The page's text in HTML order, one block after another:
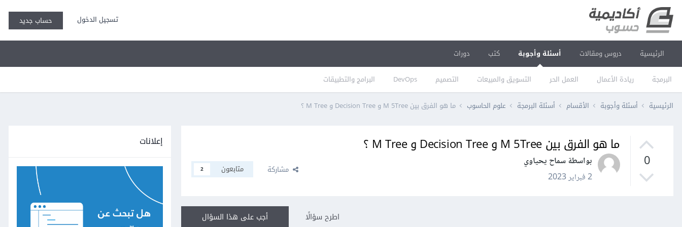
تسجيل الدخول حساب جديد
الرئيسية دروس ومقالات أسئلة وأجوبة
البرمجة ريادة الأعمال العمل الحر التسويق والمبيعات التصميم DevOps البرامج والتطبيقات
كتب دورات
الرئيسية أسئلة وأجوبة الأقسام أسئلة البرمجة علوم الحاسوب ما هو الفرق بين M 5Tree و Decision Tree و M Tree ؟
0
ما هو الفرق بين M 5Tree و Decision Tree و M Tree ؟
بواسطة سماح يحياوي
2 فبراير 2023
مشاركة متابعون 2
أجب على هذا السؤال اطرح سؤالًا
إعلانات